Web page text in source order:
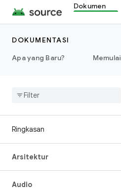
Dokumen
DOKUMENTASI
Apa yang Baru?
Memulai
Ringkasan
Arsitektur
Audio